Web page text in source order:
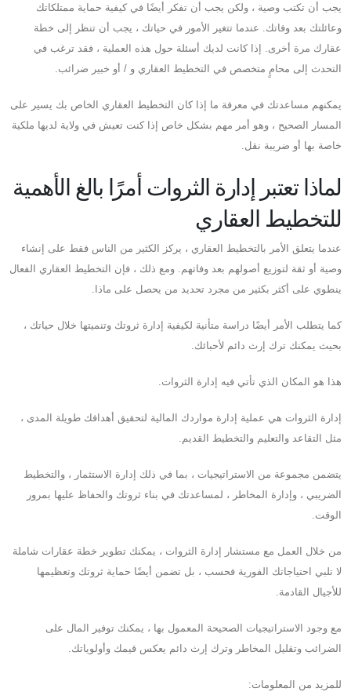
يجب أن تكتب وصية ، ولكن يجب أن تفكر أيضًا في كيفية حماية ممتلكاتك
وعائلتك بعد وفاتك. عندما تتغير الأمور في حياتك ، يجب أن تنظر إلى خطة
عقارك مرة أخرى. إذا كانت لديك أسئلة حول هذه العملية ، فقد ترغب في
التحدث إلى محامٍ متخصص في التخطيط العقاري و / أو خبير ضرائب.
يمكنهم مساعدتك في معرفة ما إذا كان التخطيط العقاري الخاص بك يسير على
المسار الصحيح ، وهو أمر مهم بشكل خاص إذا كنت تعيش في ولاية لديها ملكية
خاصة بها أو ضريبة نقل.
لماذا تعتبر إدارة الثروات أمرًا بالغ الأهمية
للتخطيط العقاري
عندما يتعلق الأمر بالتخطيط العقاري ، يركز الكثير من الناس فقط على إنشاء
وصية أو ثقة لتوزيع أصولهم بعد وفاتهم. ومع ذلك ، فإن التخطيط العقاري الفعال
ينطوي على أكثر بكثير من مجرد تحديد من يحصل على ماذا.
كما يتطلب الأمر أيضًا دراسة متأنية لكيفية إدارة ثروتك وتنميتها خلال حياتك ،
بحيث يمكنك ترك إرث دائم لأحبائك.
هذا هو المكان الذي تأتي فيه إدارة الثروات.
إدارة الثروات هي عملية إدارة مواردك المالية لتحقيق أهدافك طويلة المدى ،
مثل التقاعد والتعليم والتخطيط القديم.
يتضمن مجموعة من الاستراتيجيات ، بما في ذلك إدارة الاستثمار ، والتخطيط
الضريبي ، وإدارة المخاطر ، لمساعدتك في بناء ثروتك والحفاظ عليها بمرور
الوقت.
من خلال العمل مع مستشار إدارة الثروات ، يمكنك تطوير خطة عقارات شاملة
لا تلبي احتياجاتك الفورية فحسب ، بل تضمن أيضًا حماية ثروتك وتعظيمها
للأجيال القادمة.
مع وجود الاستراتيجيات الصحيحة المعمول بها ، يمكنك توفير المال على
الضرائب وتقليل المخاطر وترك إرث دائم يعكس قيمك وأولوياتك.
للمزيد من المعلومات: